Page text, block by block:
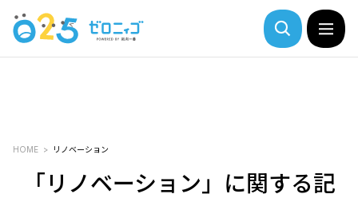
HOME リノベーション
「リノベーション」に関する記